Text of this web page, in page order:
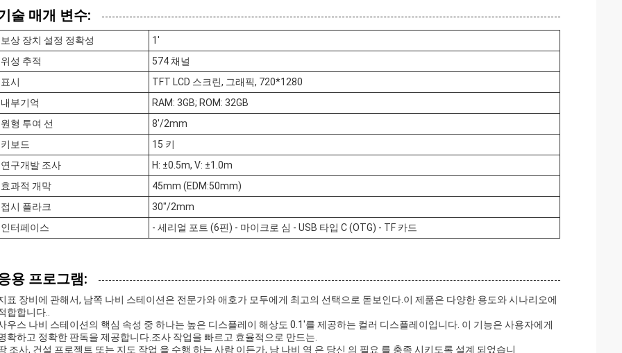
술 매개 변수:
보상 장치 설정 정확성
1'
위성 추적
574 채널
표시
TFT LCD 스크린, 그래픽, 720*1280
내부기억
RAM: 3GB; ROM: 32GB
원형 투여 선
8'/2mm
키보드
15 키
연구개발 조사
H: ±0.5m, V: ±1.0m
효과적 개막
45mm (EDM:50mm)
접시 플라크
30"/2mm
인터페이스
- 세리얼 포트 (6핀) - 마이크로 심 - USB 타입 C (OTG) - TF 카드
용 프로그램:
표 장비에 관해서, 남쪽 나비 스테이션은 전문가와 애호가 모두에게 최고의 선택으로 돋보인다.이 제품은 다양한 용도와 시나리오에
합합니다..
우스 나비 스테이션의 핵심 속성 중 하나는 높은 디스플레이 해상도 0.1'를 제공하는 컬러 디스플레이입니다. 이 기능은 사용자에게
확하고 정확한 판독을 제공합니다.조사 작업을 빠르고 효율적으로 만드는.
조사, 건설 프로젝트 또는 지도 작업 을 수행 하는 사람 이든가, 남 나비 역 은 당신 의 필요 를 충족 시키도록 설계 되었습니